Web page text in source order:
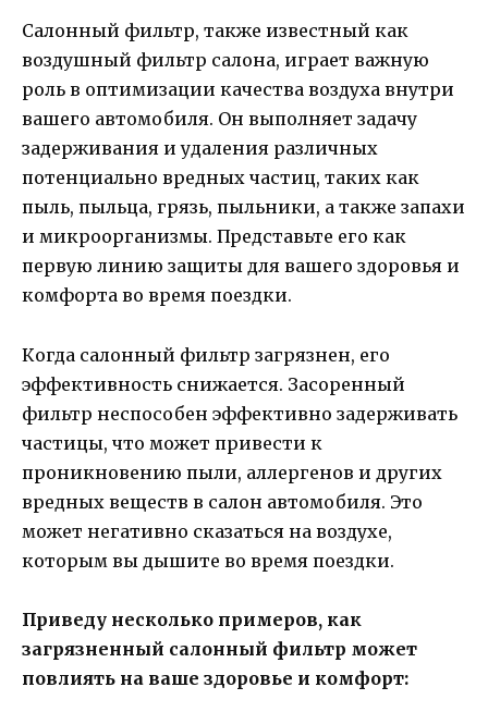
Салонный фильтр, также известный как
воздушный фильтр салона, играет важную
роль в оптимизации качества воздуха внутри
вашего автомобиля. Он выполняет задачу
задерживания и удаления различных
потенциально вредных частиц, таких как
пыль, пыльца, грязь, пыльники, а также запахи
и микроорганизмы. Представьте его как
первую линию защиты для вашего здоровья и
комфорта во время поездки.
Когда салонный фильтр загрязнен, его
эффективность снижается. Засоренный
фильтр неспособен эффективно задерживать
частицы, что может привести к
проникновению пыли, аллергенов и других
вредных веществ в салон автомобиля. Это
может негативно сказаться на воздухе,
которым вы дышите во время поездки.
Приведу несколько примеров, как
загрязненный салонный фильтр может
повлиять на ваше здоровье и комфорт: